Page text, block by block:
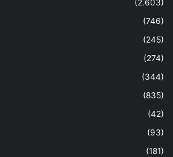
(2.603)
(746)
(245)
(274)
(344)
(835)
(42)
(93)
(181)